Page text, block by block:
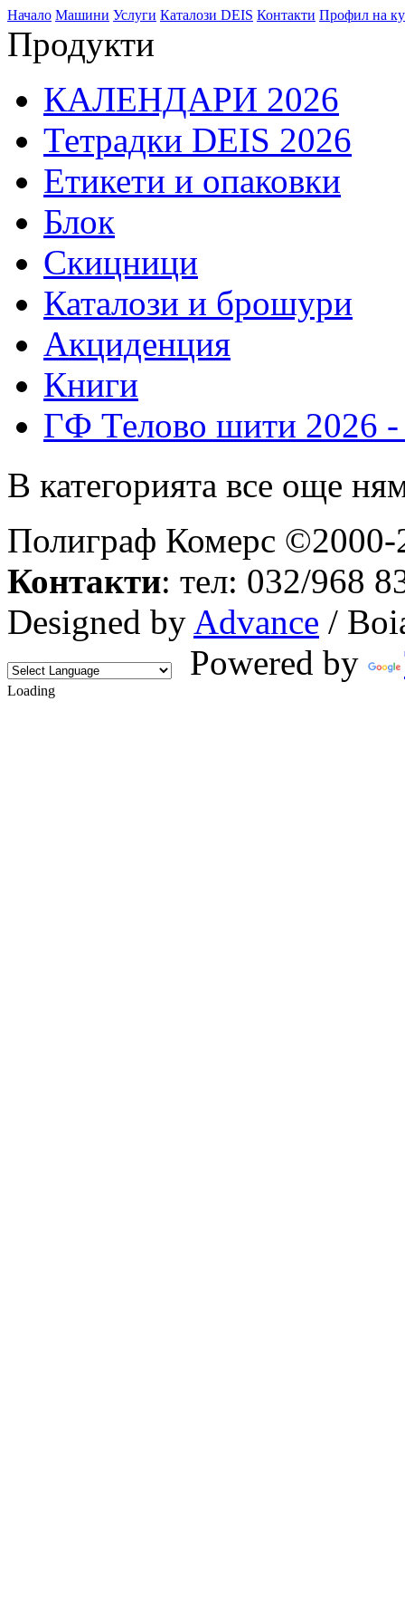
Начало Машини Услуги Каталози DEIS Контакти Профил на
Продукти
КАЛЕНДАРИ 2026
Тетрадки DEIS 2026
Етикети и опаковки
Блок
Скицници
Каталози и брошури
Акциденция
Книги
ГФ Телово шити
В категорията все още
Полиграф Комерс ©2000-
Контакти: тел: 032/968
Designed by Advance /
Powered by
Loading